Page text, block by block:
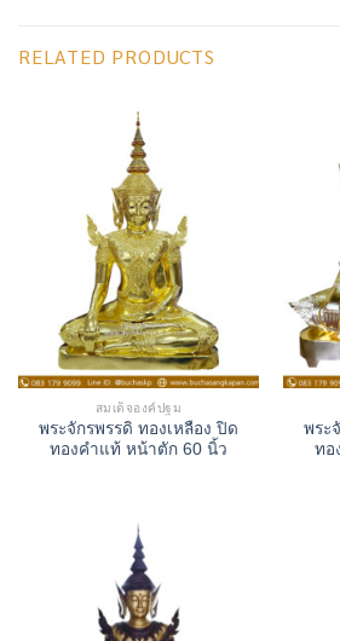
RELATED PRODUCTS
สมเด็จองค์ปฐม
พระจักรพรรดิ ทองเหลือง ปิด
ทองคำแท้ หน้าตัก 60 นิ้ว
พระ
ทอ